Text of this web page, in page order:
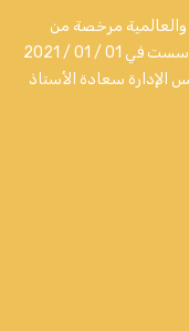
والعالمية مرخصة من
الهيئة العامة لتنظيم الإعلام رقم (1100666) تأسست في 01 / 01 / 2021
سعادة الأستاذ